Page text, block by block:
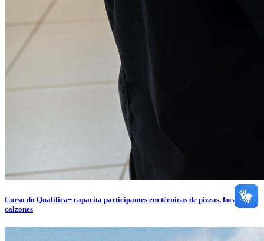
Curso do Qualifica+ capacita participantes em técnicas de pizzas, focaccias e
calzones